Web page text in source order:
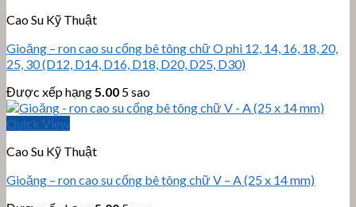
Cao Su Kỹ Thuật
Gioăng – ron cao su cống bê tông chữ O phi 12, 14, 16, 18, 20,
25, 30 (D12, D14, D16, D18, D20, D25, D30)
Được xếp hạng5.00 5 sao
Quick View
Cao Su Kỹ Thuật
Gioăng – ron cao su cống bê tông chữ V – A (25 x 14 mm)